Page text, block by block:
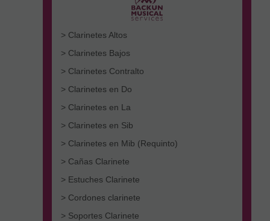
> Clarinetes Altos
> Clarinetes Bajos
> Clarinetes Contralto
> Clarinetes en Do
> Clarinetes en La
> Clarinetes en Sib
> Clarinetes en Mib (Requinto)
> Cañas Clarinete
> Estuches Clarinete
> Cordones clarinete
> Soportes Clarinete